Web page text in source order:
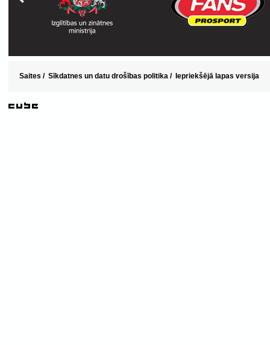
Saites / Sīkdatnes un datu drošības politika / Iepriekšējā lapas versija